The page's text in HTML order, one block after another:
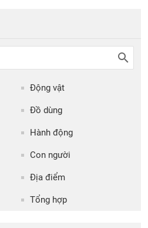
Động vật
Đồ dùng
Hành động
Con người
Địa điểm
Tổng hợp